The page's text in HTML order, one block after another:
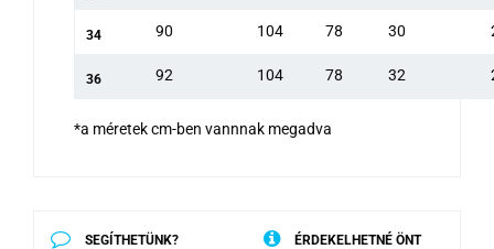
34 90 104 78 30
36 92 104 78 32
*a méretek cm-ben vannnak megadva
SEGÍTHETÜNK? ÉRDEKELHETNÉ ÖNT